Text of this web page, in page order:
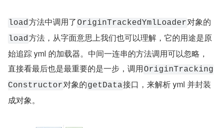
load方法中调用了OriginTrackedYmlLoader对象的
load方法，从字面意思上我们也可以理解，它的用途是原
始追踪 yml 的加载器。中间一连串的方法调用可以忽略，
直接看最后也是最重要的是一步，调用OriginTracking
Constructor对象的getData接口，来解析 yml 并封装
成对象。